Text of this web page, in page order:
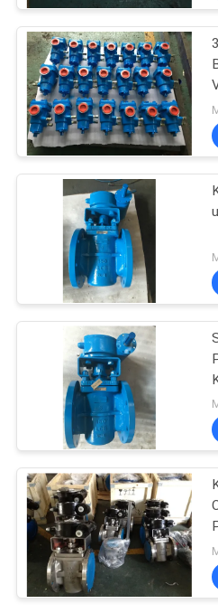
TUR
PABRIK
KONTROL
KUALITAS
HUBUNGI
BERITA
MINTA
KUTIPAN
SITEMAP
PRIVACY
POLICY
Katup
Pisau
Katup Bola
Katup Bola